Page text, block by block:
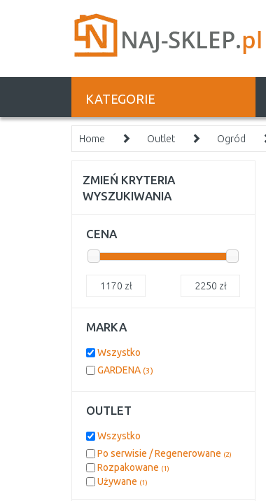
KATEGORIE
Home Outlet Ogród
ZMIEŃ KRYTERIA
WYSZUKIWANIA
CENA
1170 zł 2250 zł
MARKA
Wszystko
GARDENA (3)
OUTLET
Wszystko
Po serwisie / Regenerowane (2)
Rozpakowane (1)
Używane (1)